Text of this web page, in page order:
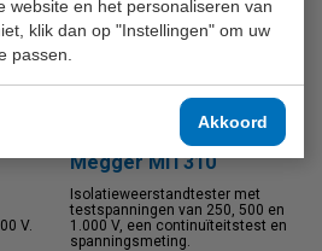
website en het personaliseren van
klik dan op "Instellingen" om uw
passen.
Akkoord
V.
Megger MIT310
Isolatieweerstandtester met
testspanningen van 250, 500 en
1.000 V, een continuïteitstest en
spanningsmeting.